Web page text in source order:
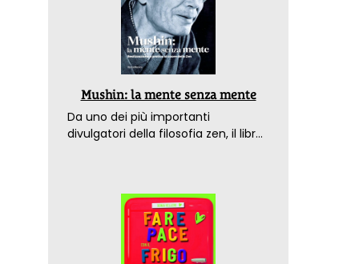
Mushin: la mente senza mente
Da uno dei più importanti
divulgatori della filosofia zen, il libro